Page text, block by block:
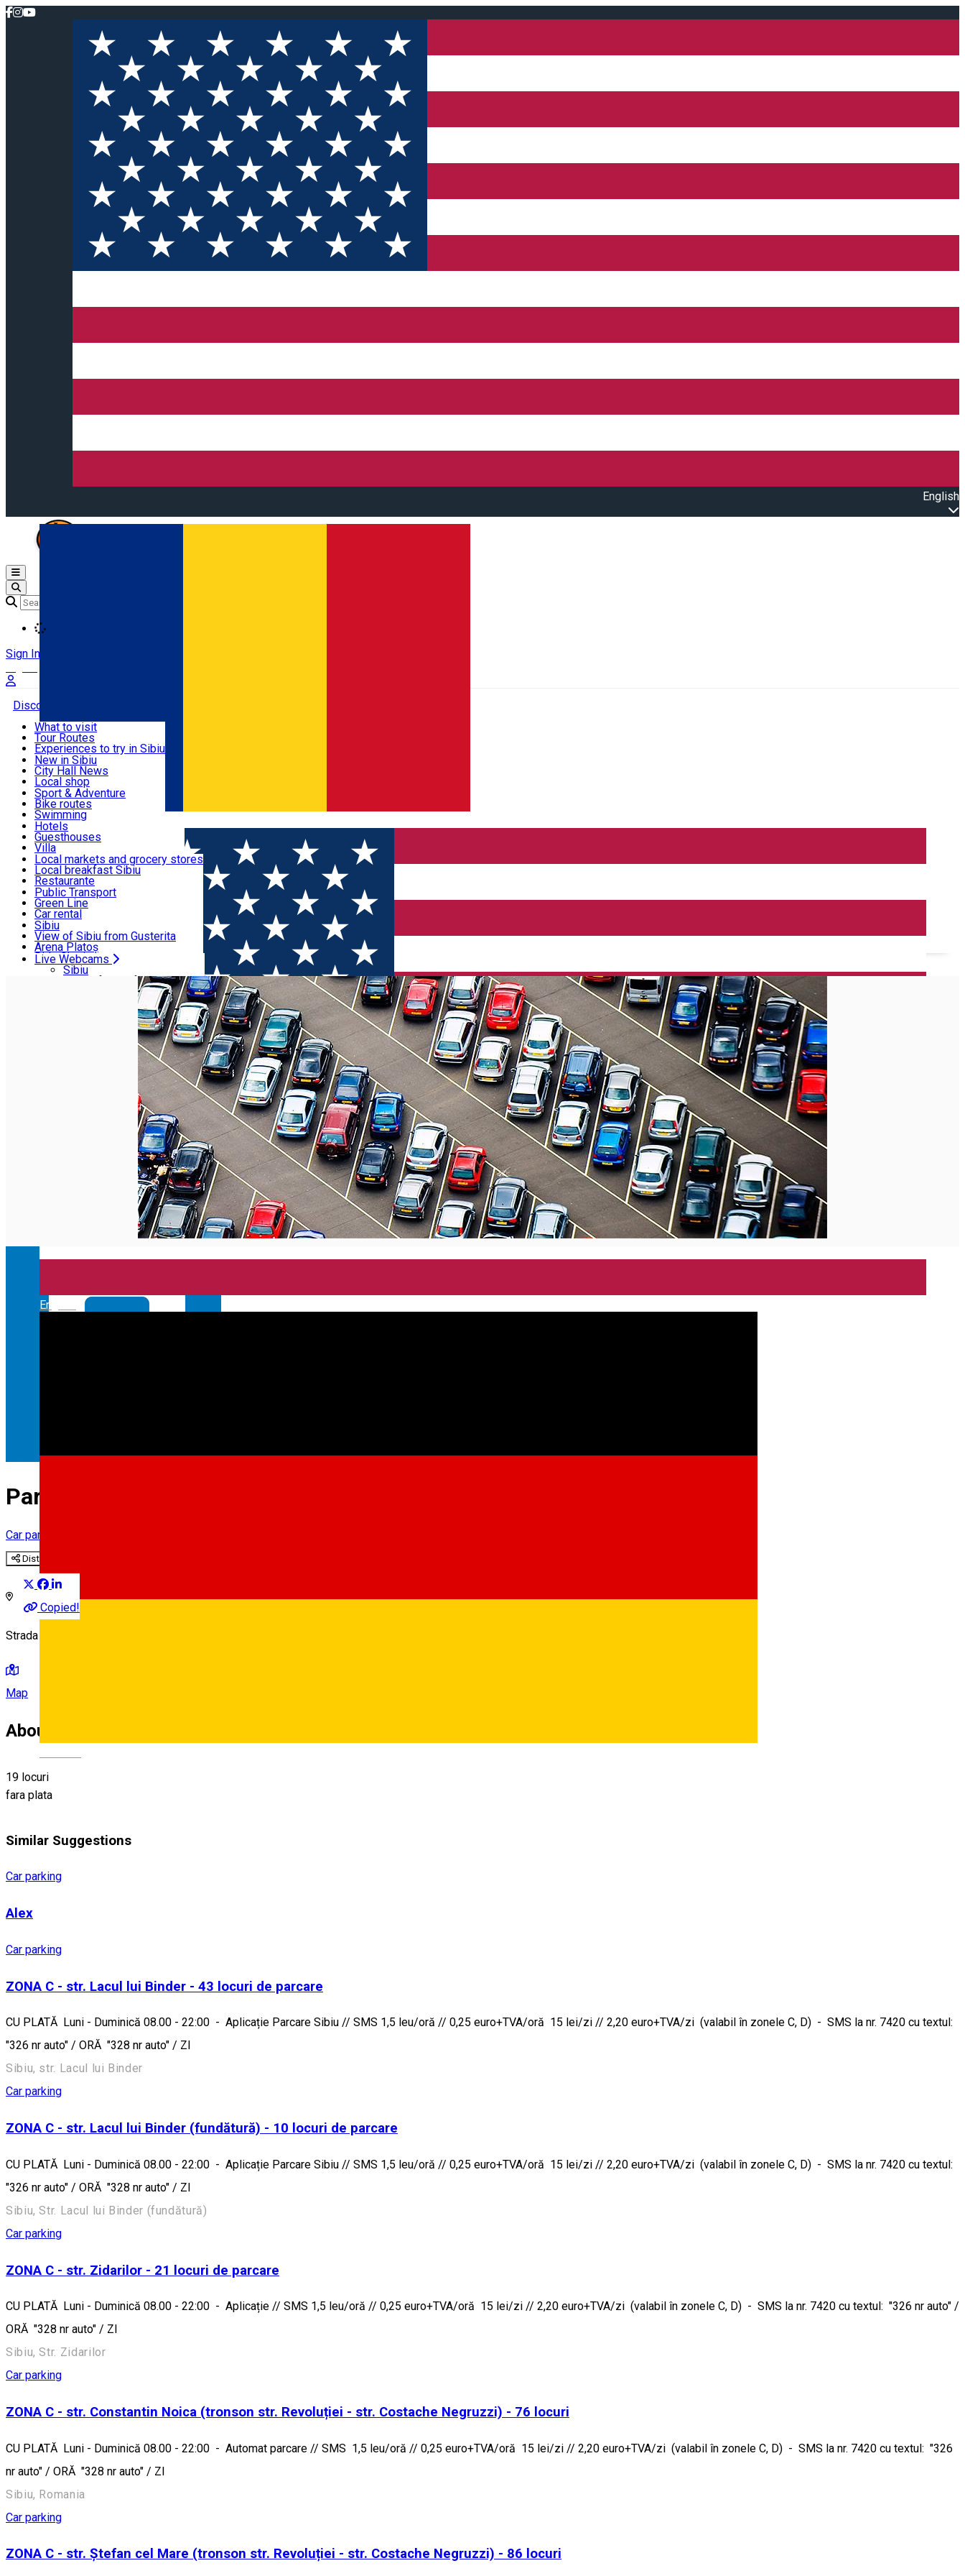
English
Română
English
Open main menu
Sign In
Discover
Useful info
Activities & Adventure
Accommodation
Food, Drinks & Nightlife
Transport & Parking
Live Webcams
What to visit
Tour Routes
Experiences to try in Sibiu
Podcast
Culture
Museums
Churches
Parks, Zoo
County of Sibiu
New in Sibiu
City Hall News
Local shop
Sibiu artisans
Sibiul Verde
Public services
Education
How do I get to Sibiu
Tourist Info
Tour Guides
Guided tours
Publicații locale
Beauty salons
Sport & Adventure
Bike routes
Swimming
Riding
Indoor activities
Loc de joacă indoor
Loc de joacă outdoor
Ski
Ice skating
Yoga
Hotels
Guesthouses
Villa
Hostels
Motel
Camping
Renting rooms
Rooms for rent
Accommodation outside Sibiu
Local markets and grocery stores
Local breakfast Sibiu
Restaurante
Pizza
Fast Food
Coffee
Sweets
Pub, Bar
Night clubs
Bakeries
Public Transport
Green Line
Car rental
Rent a bike
Scooter rentals
Taxi
Ride Sharing
Parking tickets
Parking places
Electric vehicle charging points
Sibiu
View of Sibiu from Gusterita
Arena Platoș
Live Webcams
Sibiu
View of Sibiu from Gusterita
Home Car parking Parcare - Rotarilor
Parcare - Rotarilor
Car parking
Distribuie
Copied!
Strada Rotarilor,
Map
About
19 locuri
fara plata
Similar Suggestions
Car parking
Alex
Car parking
ZONA C - str. Lacul lui Binder - 43 locuri de parcare
CU PLATĂ Luni - Duminică 08.00 - 22:00 - Aplicație Parcare Sibiu // SMS 1,5 leu/oră // 0,25 euro+TVA/oră 15 lei/zi // 2,20 euro+TVA/zi (valabil în zonele C, D) - SMS la nr. 7420 cu textul:
"326 nr auto" / ORĂ "328 nr auto" / ZI
Sibiu, str. Lacul lui Binder
Car parking
ZONA C - str. Lacul lui Binder (fundătură) - 10 locuri de parcare
CU PLATĂ Luni - Duminică 08.00 - 22:00 - Aplicație Parcare Sibiu // SMS 1,5 leu/oră // 0,25 euro+TVA/oră 15 lei/zi // 2,20 euro+TVA/zi (valabil în zonele C, D) - SMS la nr. 7420 cu textul:
"326 nr auto" / ORĂ "328 nr auto" / ZI
Sibiu, Str. Lacul lui Binder (fundătură)
Car parking
ZONA C - str. Zidarilor - 21 locuri de parcare
CU PLATĂ Luni - Duminică 08.00 - 22:00 - Aplicație // SMS 1,5 leu/oră // 0,25 euro+TVA/oră 15 lei/zi // 2,20 euro+TVA/zi (valabil în zonele C, D) - SMS la nr. 7420 cu textul: "326 nr auto" /
ORĂ "328 nr auto" / ZI
Sibiu, Str. Zidarilor
Car parking
ZONA C - str. Constantin Noica (tronson str. Revoluției - str. Costache Negruzzi) - 76 locuri
CU PLATĂ Luni - Duminică 08.00 - 22:00 - Automat parcare // SMS 1,5 leu/oră // 0,25 euro+TVA/oră 15 lei/zi // 2,20 euro+TVA/zi (valabil în zonele C, D) - SMS la nr. 7420 cu textul: "326
nr auto" / ORĂ "328 nr auto" / ZI
Sibiu, Romania
Car parking
ZONA C - str. Ștefan cel Mare (tronson str. Revoluției - str. Costache Negruzzi) - 86 locuri